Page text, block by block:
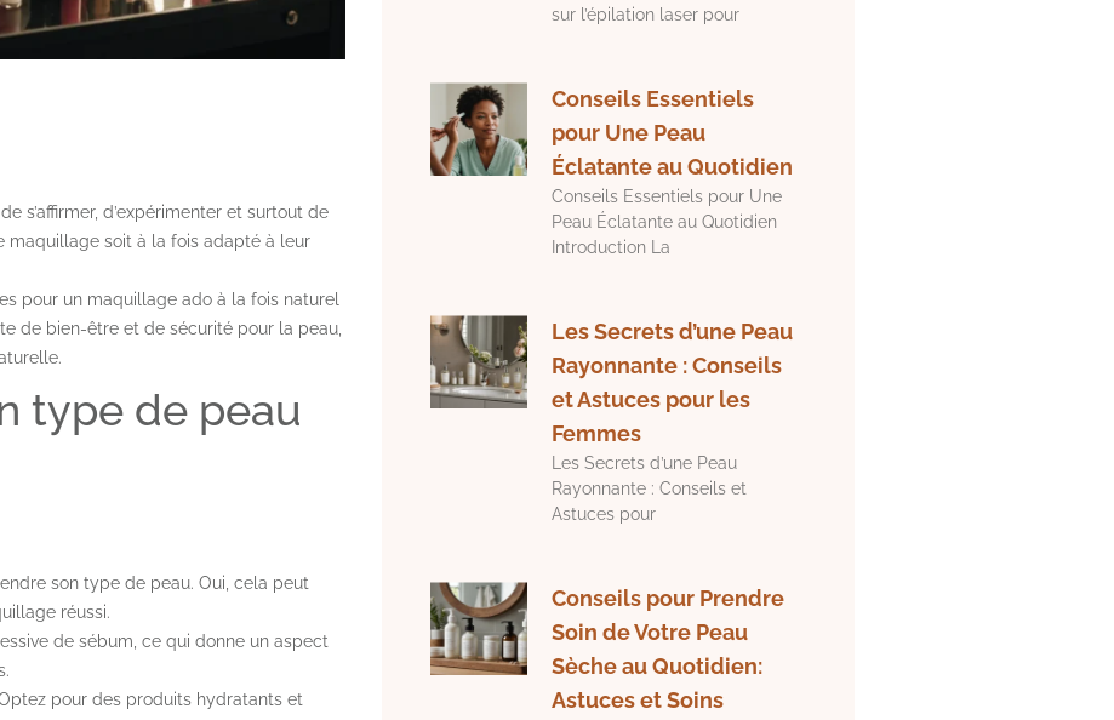
s’affirmer, d’expérimenter et surtout de
maquillage soit à la fois adapté à leur
pour un maquillage ado à la fois naturel
de bien-être et de sécurité pour la peau,
type de peau
son type de peau. Oui, cela peut
réussi.
de sébum, ce qui donne un aspect
pour des produits hydratants et
sur l’épilation laser pour
Conseils Essentiels
pour Une Peau
Éclatante au Quotidien
Conseils Essentiels pour Une
Peau Éclatante au Quotidien
Introduction La
Les Secrets d’une Peau
Rayonnante : Conseils
et Astuces pour les
Femmes
Les Secrets d’une Peau
Rayonnante : Conseils et
Astuces pour
Conseils pour Prendre
Soin de Votre Peau
Sèche au Quotidien:
Astuces et Soins